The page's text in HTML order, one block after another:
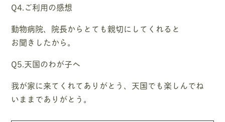
Q4.ご利用の感想
動物病院、院長からとても親切にしてくれると
お聞きしたから。
Q5.天国のわが子へ
我が家に来てくれてありがとう、天国でも楽しんでね
いままでありがとう。